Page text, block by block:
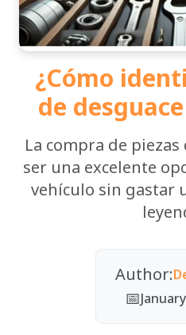
¿Cómo
de
La compra de
ser una excelente
vehículo sin gastar
Author:
📅